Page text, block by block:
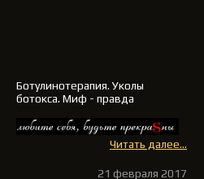
Ботулинотерапия. Уколы
ботокса. Миф - правда
Читать далее...
21 февраля 2017